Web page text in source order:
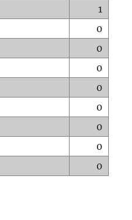
1
0
0
0
0
0
0
0
0